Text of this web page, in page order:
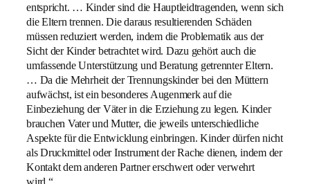
entspricht. … Kinder sind die Hauptleidtragenden, wenn sich
die Eltern trennen. Die daraus resultierenden Schäden
müssen reduziert werden, indem die Problematik aus der
Sicht der Kinder betrachtet wird. Dazu gehört auch die
umfassende Unterstützung und Beratung getrennter Eltern.
… Da die Mehrheit der Trennungskinder bei den Müttern
aufwächst, ist ein besonderes Augenmerk auf die
Einbeziehung der Väter in die Erziehung zu legen. Kinder
brauchen Vater und Mutter, die jeweils unterschiedliche
Aspekte für die Entwicklung einbringen. Kinder dürfen nicht
als Druckmittel oder Instrument der Rache dienen, indem der
Kontakt dem anderen Partner erschwert oder verwehrt